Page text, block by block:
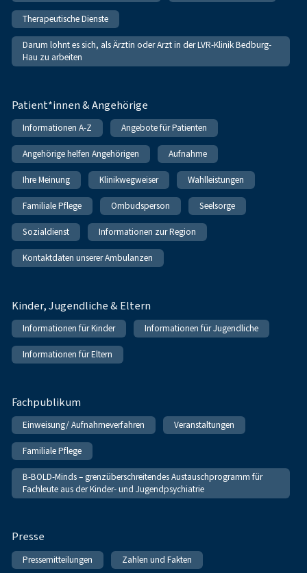
Therapeutische Dienste
Darum lohnt es sich, als Ärztin oder Arzt in der LVR-Klinik Bedburg-
Hau zu arbeiten
Patient*innen & Angehörige
Informationen A-Z Angebote für Patienten
Angehörige helfen Angehörigen Aufnahme
Ihre Meinung Klinikwegweiser Wahlleistungen
Familiale Pflege Ombudsperson Seelsorge
Sozialdienst Informationen zur Region
Kontaktdaten unserer Ambulanzen
Kinder, Jugendliche & Eltern
Informationen für Kinder Informationen für Jugendliche
Informationen für Eltern
Fachpublikum
Einweisung/ Aufnahmeverfahren Veranstaltungen
Familiale Pflege
B-BOLD-Minds – grenzüberschreitendes Austauschprogramm für
Fachleute aus der Kinder- und Jugendpsychiatrie
Presse
Pressemitteilungen Zahlen und Fakten